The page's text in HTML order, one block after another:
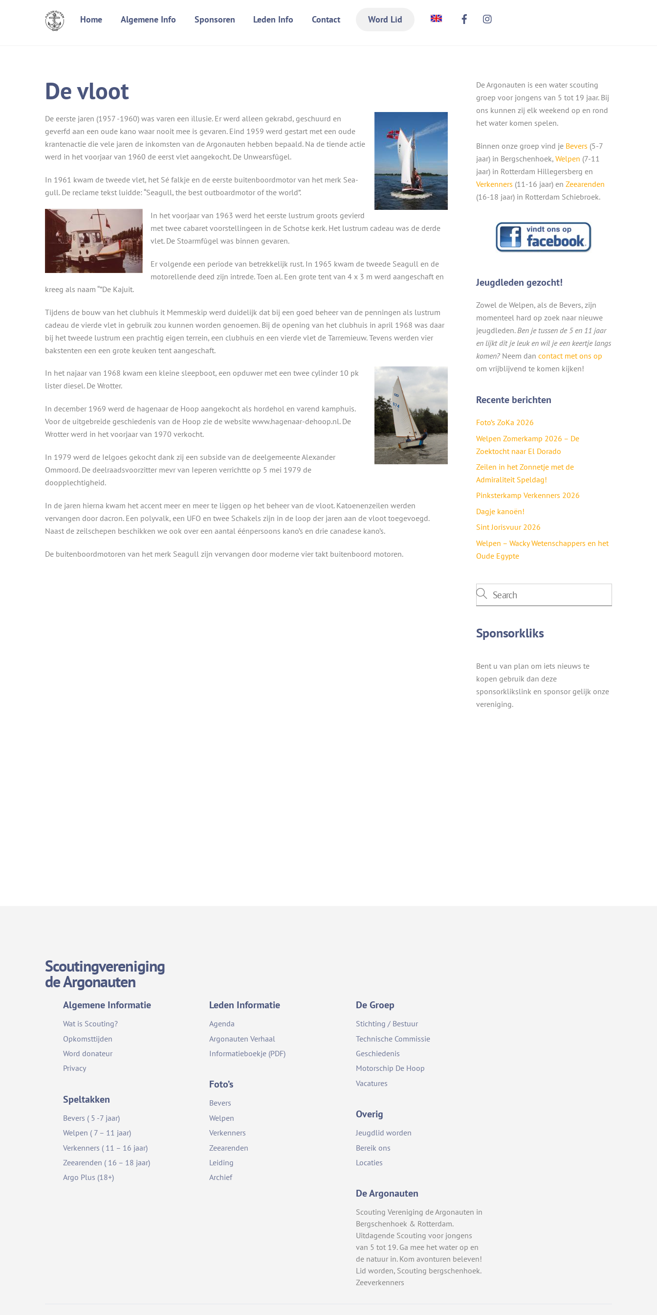
Home Algemene Info Sponsoren Leden Info Contact Word Lid
De vloot
De eerste jaren (1957 -1960) was varen een ïllusie. Er werd alleen gekrabd, geschuurd en
geverfd aan een oude kano waar nooit mee is gevaren. Eind 1959 werd gestart met een oude
krantenactie die vele jaren de inkomsten van de Argonauten hebben bepaald. Na de tiende actie
werd in het voorjaar van 1960 de eerst vlet aangekocht. De Unwearsfûgel.
In 1961 kwam de tweede vlet, het Sé falkje en de eerste buitenboordmotor van het merk Sea-
gull. De reclame tekst luidde: “Seagull, the best outboardmotor of the world”.
In het voorjaar van 1963 werd het eerste lustrum groots gevierd
met twee cabaret voorstellingeen in de Schotse kerk. Het lustrum cadeau was de derde
vlet. De Stoarmfûgel was binnen gevaren.
Er volgende een periode van betrekkelijk rust. In 1965 kwam de tweede Seagull en de
motorellende deed zijn intrede. Toen al. Een grote tent van 4 x 3 m werd aangeschaft en
kreeg als naam “”De Kajuit.
Tijdens de bouw van het clubhuis it Memmeskip werd duidelijk dat bij een goed beheer van de penningen als lustrum
cadeau de vierde vlet in gebruik zou kunnen worden genoemen. Bij de opening van het clubhuis in april 1968 was daar
bij het tweede lustrum een prachtig eigen terrein, een clubhuis en een vierde vlet de Tarremieuw. Tevens werden vier
bakstenten een een grote keuken tent aangeschaft.
In het najaar van 1968 kwam een kleine sleepboot, een opduwer met een twee cylinder 10 pk
lister diesel. De Wrotter.
In december 1969 werd de hagenaar de Hoop aangekocht als hordehol en varend kamphuis.
Voor de uitgebreide geschiedenis van de Hoop zie de website www.hagenaar-dehoop.nl. De
Wrotter werd in het voorjaar van 1970 verkocht.
In 1979 werd de Ielgoes gekocht dank zij een subside van de deelgemeente Alexander
Ommoord. De deelraadsvoorzitter mevr van Ieperen verrichtte op 5 mei 1979 de
doopplechtigheid.
In de jaren hierna kwam het accent meer en meer te liggen op het beheer van de vloot. Katoenenzeilen werden
vervangen door dacron. Een polyvalk, een UFO en twee Schakels zijn in de loop der jaren aan de vloot toegevoegd.
Naast de zeilschepen beschikken we ook over een aantal éénpersoons kano’s en drie canadese kano’s.
De buitenboordmotoren van het merk Seagull zijn vervangen door moderne vier takt buitenboord motoren.
De Argonauten is een water scouting
groep voor jongens van 5 tot 19 jaar. Bij
ons kunnen zij elk weekend op en rond
het water komen spelen.
Binnen onze groep vind je Bevers (5-7
jaar) in Bergschenhoek, Welpen (7-11
jaar) in Rotterdam Hillegersberg en
Verkenners (11-16 jaar) en Zeearenden
(16-18 jaar) in Rotterdam Schiebroek.
Jeugdleden gezocht!
Zowel de Welpen, als de Bevers, zijn
momenteel hard op zoek naar nieuwe
jeugdleden. Ben je tussen de 5 en 11 jaar
en lijkt dit je leuk en wil je een keertje langs
komen?Neem dan contact met ons op
om vrijblijvend te komen kijken!
Recente berichten
Foto’s ZoKa 2026
Welpen Zomerkamp 2026 – De
Zoektocht naar El Dorado
Zeilen in het Zonnetje met de
Admiraliteit Speldag!
Pinksterkamp Verkenners 2026
Dagje kanoën!
Sint Jorisvuur 2026
Welpen – Wacky Wetenschappers en het
Oude Egypte
Sponsorkliks
Bent u van plan om iets nieuws te
kopen gebruik dan deze
sponsorklikslink en sponsor gelijk onze
vereniging.
Scoutingvereniging
de Argonauten
Algemene Informatie
Wat is Scouting?
Opkomsttijden
Word donateur
Privacy
Speltakken
Bevers ( 5 -7 jaar)
Welpen ( 7 – 11 jaar)
Verkenners ( 11 – 16 jaar)
Zeearenden ( 16 – 18 jaar)
Argo Plus (18+)
Leden Informatie
Agenda
Argonauten Verhaal
Informatieboekje (PDF)
Foto’s
Bevers
Welpen
Verkenners
Zeearenden
Leiding
Archief
De Groep
Stichting / Bestuur
Technische Commissie
Geschiedenis
Motorschip De Hoop
Vacatures
Overig
Jeugdlid worden
Bereik ons
Locaties
De Argonauten
Scouting Vereniging de Argonauten in
Bergschenhoek & Rotterdam.
Uitdagende Scouting voor jongens
van 5 tot 19. Ga mee het water op en
de natuur in. Kom avonturen beleven!
Lid worden, Scouting bergschenhoek.
Zeeverkenners